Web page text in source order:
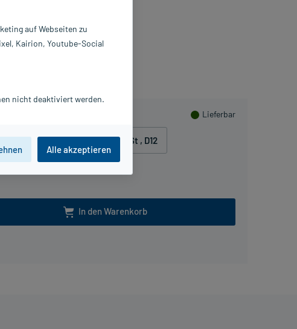
Lieferbar
, D12 200 St, D6 200 St , D12
In den Warenkorb
Bombastus-Werke AG
auf Webseiten zu
Kairion, Youtube-Social
nicht deaktiviert werden.
Alle akzeptieren